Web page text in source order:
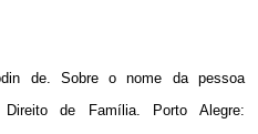
de. Sobre o nome da pessoa
de Família. Porto Alegre: